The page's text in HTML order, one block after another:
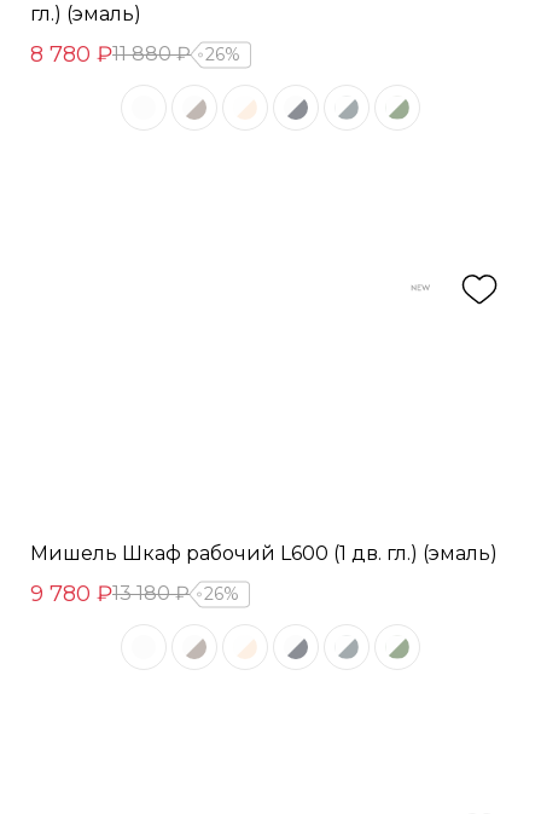
гл.) (эмаль)
8 780 ₽11 880 ₽ 26%
Мишель Шкаф рабочий L600 (1 дв. гл.) (эмаль)
9 780 ₽13 180 ₽ 26%